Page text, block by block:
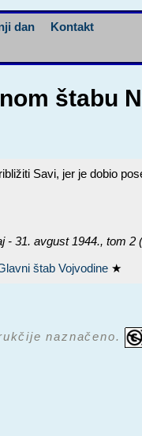
dan
Kontakt
štabu
Savi, jer je dobio
- 31. avgust 1944., tom 2
štab Vojvodine ★
naznačeno.